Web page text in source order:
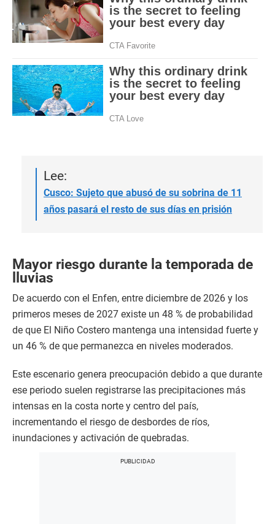
Lee:
Cusco: Sujeto que abusó de su sobrina de 11
años pasará el resto de sus días en prisión
Mayor riesgo durante la temporada de
lluvias
De acuerdo con el Enfen, entre diciembre de 2026 y los
primeros meses de 2027 existe un 48 % de probabilidad
de que El Niño Costero mantenga una intensidad fuerte y
un 46 % de que permanezca en niveles moderados.
Este escenario genera preocupación debido a que durante
ese periodo suelen registrarse las precipitaciones más
intensas en la costa norte y centro del país,
incrementando el riesgo de desbordes de ríos,
inundaciones y activación de quebradas.